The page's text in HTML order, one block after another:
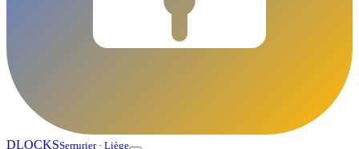
DLOCKSSerrurier · Liège